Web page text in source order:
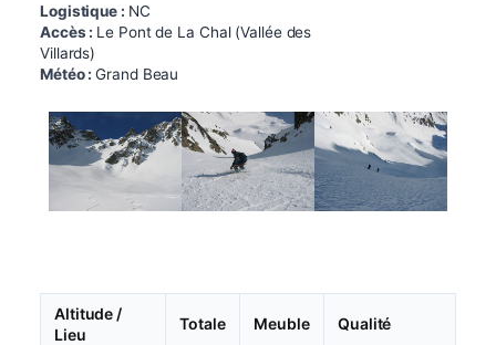
Logistique : NC
Accès : Le Pont de La Chal (Vallée des
Villards)
Météo :Grand Beau
Altitude /
Lieu
Totale Meuble Qualité